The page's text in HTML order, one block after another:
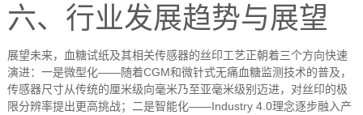
六、行业发展趋势与展望
展望未来，血糖试纸及其相关传感器的丝印工艺正朝着三个方向快速
演进：一是微型化——随着CGM和微针式无痛血糖监测技术的普及，
传感器尺寸从传统的厘米级向毫米乃至亚毫米级别迈进，对丝印的极
限分辨率提出更高挑战；二是智能化——Industry 4.0理念逐步融入产